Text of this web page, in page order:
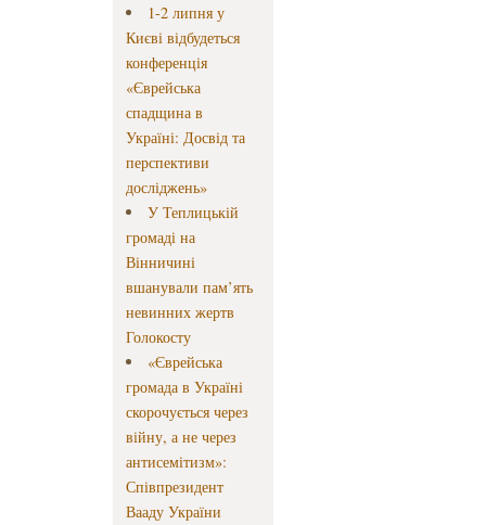
1-2 липня у
Києві відбудеться
конференція
«Єврейська
спадщина в
Україні: Досвід та
перспективи
досліджень»
У Теплицькій
громаді на
Вінничині
вшанували пам’ять
невинних жертв
Голокосту
«Єврейська
громада в Україні
скорочується через
війну, а не через
антисемітизм»:
Співпрезидент
Вааду України